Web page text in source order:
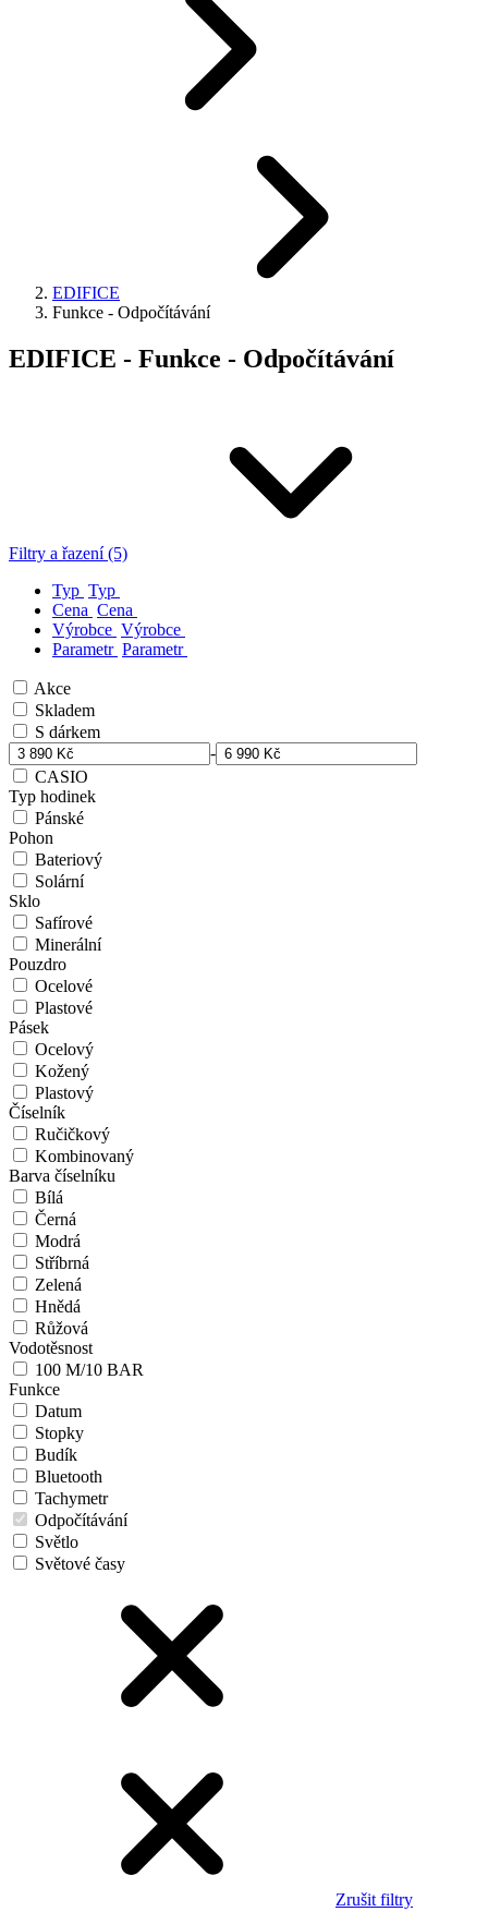
EDIFICE
Funkce - Odpočítávání
EDIFICE - Funkce - Odpočítávání
Filtry a řazení (5)
Typ Typ
Cena Cena
Výrobce Výrobce
Parametr Parametr
Akce
Skladem
S dárkem
-
CASIO
Typ hodinek
Pánské
Pohon
Bateriový
Solární
Sklo
Safírové
Minerální
Pouzdro
Ocelové
Plastové
Pásek
Ocelový
Kožený
Plastový
Číselník
Ručičkový
Kombinovaný
Barva číselníku
Bílá
Černá
Modrá
Stříbrná
Zelená
Hnědá
Růžová
Vodotěsnost
100 M/10 BAR
Funkce
Datum
Stopky
Budík
Bluetooth
Tachymetr
Odpočítávání
Světlo
Světové časy
Zrušit filtry